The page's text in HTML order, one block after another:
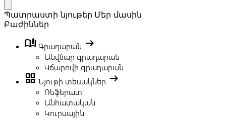
Պատրաստի նյութեր Մեր մասին
Բաժիններ
book_ribbon Գրադարան arrow_right_alt
Անվճար գրադարան
Վճարովի գրադարան
grid_view Նյութի տեսակներ arrow_right_alt
Ռեֆերատ
Անհատական
Կուրսային